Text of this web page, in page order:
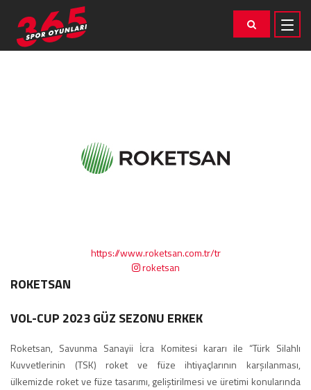
https://www.roketsan.com.tr/tr
roketsan
ROKETSAN
VOL-CUP 2023 GÜZ SEZONU ERKEK
Roketsan, Savunma Sanayii İcra Komitesi kararı ile “Türk Silahlı
Kuvvetlerinin (TSK) roket ve füze ihtiyaçlarının karşılanması,
ülkemizde roket ve füze tasarımı, geliştirilmesi ve üretimi konularında